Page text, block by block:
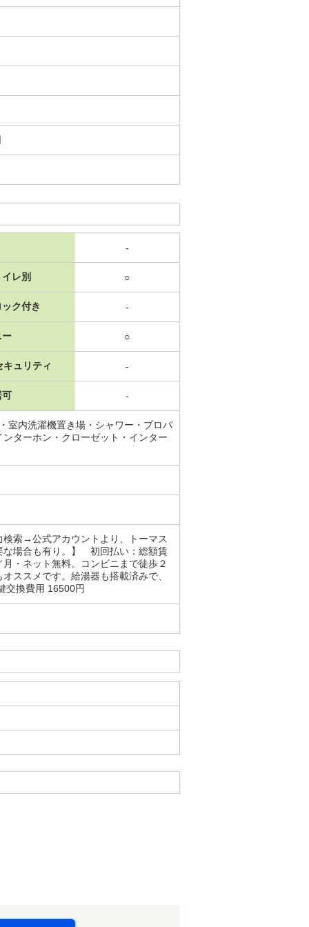
-
レ別 ○
ク付き -
ー ○
キュリティ -
可 -
室内洗濯機置き場・シャワー・プロパ
ターホン・クローゼット・インター
索→公式アカウントより、トーマス
な場合も有り。】 初回払い：総額賃
・ネット無料。コンビニまで徒歩２
ススメです。給湯器も搭載済みで、
交換費用 16500円